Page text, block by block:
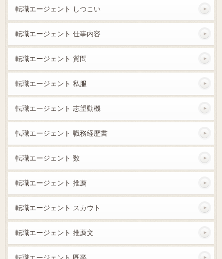
転職エージェント しつこい
転職エージェント 仕事内容
転職エージェント 質問
転職エージェント 私服
転職エージェント 志望動機
転職エージェント 職務経歴書
転職エージェント 数
転職エージェント 推薦
転職エージェント スカウト
転職エージェント 推薦文